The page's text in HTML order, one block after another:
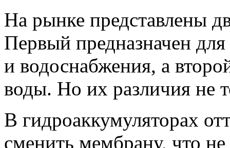
На рынке представлены
Первый предназначен
и водоснабжения, а
воды. Но их различия не
В гидроаккумуляторах
сменить мембрану, что